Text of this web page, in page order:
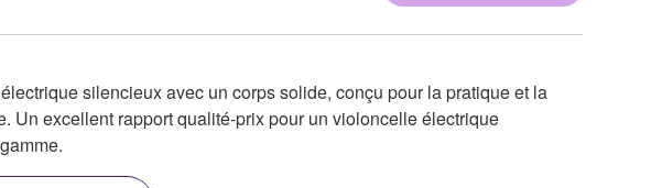
silencieux avec un corps solide, conçu pour la pratique et la
Un excellent rapport qualité-prix pour un violoncelle électrique